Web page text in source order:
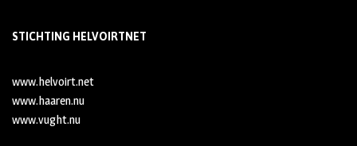
STICHTING HELVOIRTNET
www.helvoirt.net
www.haaren.nu
www.vught.nu